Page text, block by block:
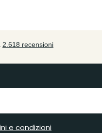
e condizioni